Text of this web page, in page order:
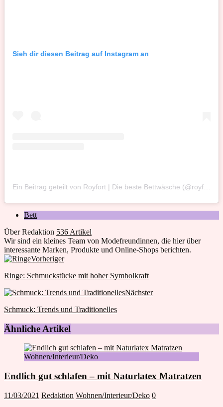
Sieh dir diesen Beitrag auf Instagram an
Bett
Über Redaktion 536 Artikel
Wir sind ein kleines Team von Modefreundinnen, die hier über
interessante Marken, Produkte und Online-Shops berichten.
Webseite
Facebook
Twitter
Google+Vorheriger
Ringe: Schmuckstücke mit hoher Symbolkraft
Nächster
Schmuck: Trends und Traditionelles
Ähnliche Artikel
Wohnen/Interieur/Deko
Endlich gut schlafen – mit Naturlatex Matratzen
11/03/2021 Redaktion Wohnen/Interieur/Deko 0